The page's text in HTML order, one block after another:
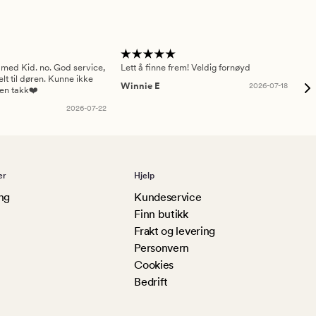
Kid. no. God service,
til døren. Kunne ikke
takk❤️
2026-07-22
Lett å finne frem! Veldig fornøyd
Winnie E
2026-07-18
Hjelp
Kundeservice
Finn butikk
Frakt og levering
Personvern
Cookies
Bedrift